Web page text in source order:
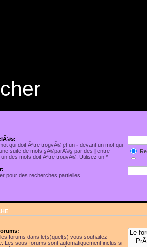
qui doit Ãªtre trouvÃ© et un- devant un mot qui
suite de mots sÃ©parÃ©s par des| entre
des mots doit Ãªtre trouvÃ©. Utilisez un *
pour des recherches partielles.
forums dans le(s)quel(s) vous souhaitez
Les sous-forums sont automatiquement inclus si